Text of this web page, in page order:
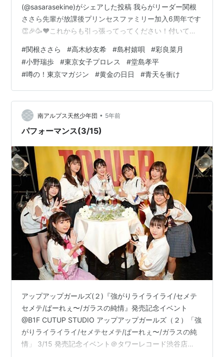
(@sasarasekine)がシェアした投稿 我らがリーダー関根
ささら先輩が放課後プリンセスファミリー加入6周年です
👏🎉🥳❤️これからも引っ張ってってください！付いてき
なせ☆放課後プリンセス (@nanase_kohinata) April 4,
2021 ユースの時、どんな事があってもささらさんのよう
な明るくて真っ直ぐなお手本になる方がいて下さったか
ら立ち止まらず頑張れました😖！6周年おめでとうご…
#関根ささら #高木紗友希 #島村嬉唄 #彩良菜月
#小野瑞歩 #東京女子プロレス #堂島孝平
#噂の！東京マガジン #黄金の日日 #青天を衝け
南アルプス天然少年団 • 5年前
パフォーマンス(3/15)
アップアップガールズ(２)『強がりライライライ/セメテ
セメテ/ぱーれぇ〜/ガラスの純情』発売記念イベント
@B1F CUTUP STUDIO アップアップガールズ（２）「強
がりライライライ/セメテセメテ/ぱーれぇ〜/ガラスの純
情」 3/15 発売記念イベント＠タワーレコード渋谷店